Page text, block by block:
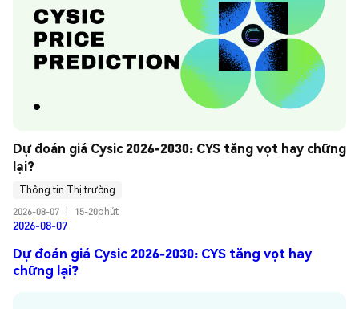
Dự đoán giá Cysic 2026-2030: CYS tăng vọt hay chững
lại?
Thông tin Thị trường
2026-08-07
15-20phút
2026-08-07
Dự đoán giá Cysic 2026-2030: CYS tăng vọt hay
chững lại?